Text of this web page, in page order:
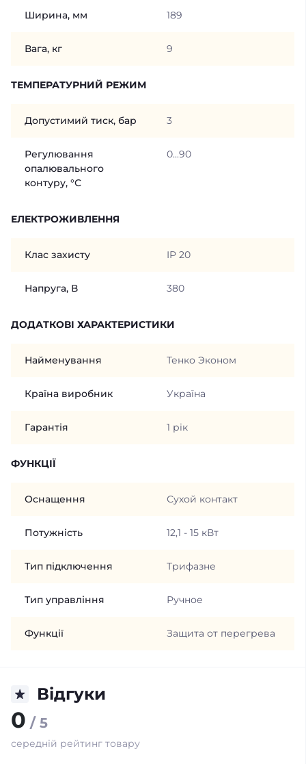
Ширина, мм 189
Вага, кг 9
ТЕМПЕРАТУРНИЙ РЕЖИМ
Допустимий тиск, бар 3
Регулювання
опалювального
контуру, °С
0...90
ЕЛЕКТРОЖИВЛЕННЯ
Клас захисту IP 20
Напруга, В 380
ДОДАТКОВІ ХАРАКТЕРИСТИКИ
Найменування Тенко Эконом
Країна виробник Україна
Гарантія 1 рік
ФУНКЦІЇ
Оснащення Сухой контакт
Потужність 12,1 - 15 кВт
Тип підключення Трифазне
Тип управління Ручное
Функції Защита от перегрева
Відгуки
0 / 5
середній рейтинг товару